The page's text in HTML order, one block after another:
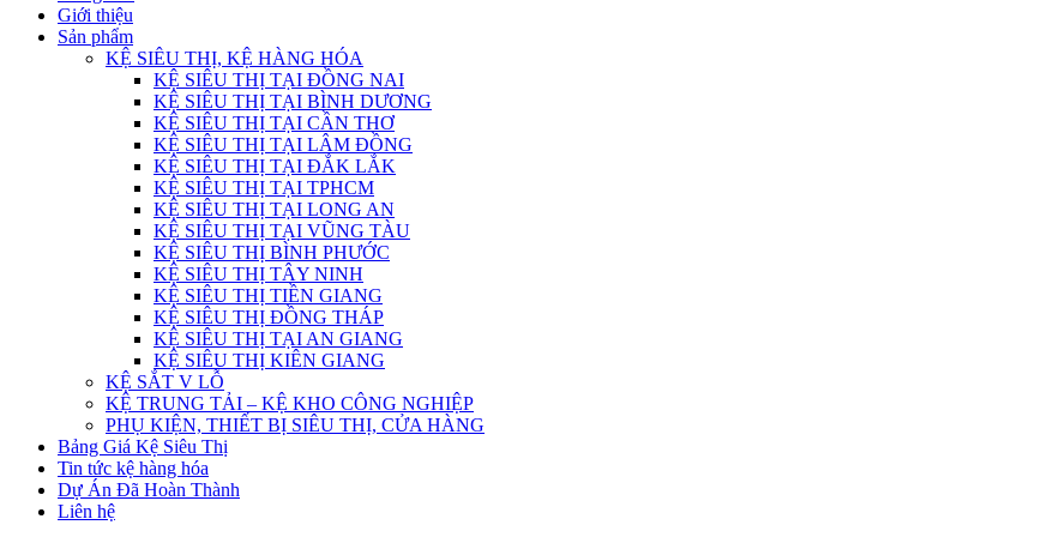
Giới thiệu
Sản phẩm
KỆ SIÊU THỊ, KỆ HÀNG HÓA
KỆ SIÊU THỊ TẠI ĐỒNG NAI
KỆ SIÊU THỊ TẠI BÌNH DƯƠNG
KỆ SIÊU THỊ TẠI CẦN THƠ
KỆ SIÊU THỊ TẠI LÂM ĐỒNG
KỆ SIÊU THỊ TẠI ĐẮK LẮK
KỆ SIÊU THỊ TẠI TPHCM
KỆ SIÊU THỊ TẠI LONG AN
KỆ SIÊU THỊ TẠI VŨNG TÀU
KỆ SIÊU THỊ BÌNH PHƯỚC
KỆ SIÊU THỊ TÂY NINH
KỆ SIÊU THỊ TIỀN GIANG
KỆ SIÊU THỊ ĐỒNG THÁP
KỆ SIÊU THỊ TẠI AN GIANG
KỆ SIÊU THỊ KIÊN GIANG
KỆ SẮT V LỖ
KỆ TRUNG TẢI – KỆ KHO CÔNG NGHIỆP
PHỤ KIỆN, THIẾT BỊ SIÊU THỊ, CỬA HÀNG
Bảng Giá Kệ Siêu Thị
Tin tức kệ hàng hóa
Dự Án Đã Hoàn Thành
Liên hệ